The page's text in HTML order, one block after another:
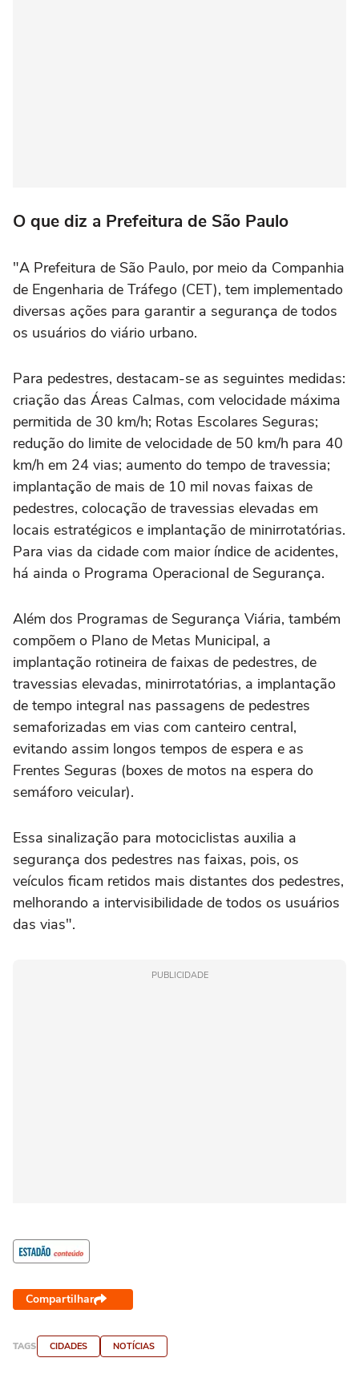
O que diz a Prefeitura de São Paulo
"A Prefeitura de São Paulo, por meio da Companhia
de Engenharia de Tráfego (CET), tem implementado
diversas ações para garantir a segurança de todos
os usuários do viário urbano.
Para pedestres, destacam-se as seguintes medidas:
criação das Áreas Calmas, com velocidade máxima
permitida de 30 km/h; Rotas Escolares Seguras;
redução do limite de velocidade de 50 km/h para 40
km/h em 24 vias; aumento do tempo de travessia;
implantação de mais de 10 mil novas faixas de
pedestres, colocação de travessias elevadas em
locais estratégicos e implantação de minirrotatórias.
Para vias da cidade com maior índice de acidentes,
há ainda o Programa Operacional de Segurança.
Além dos Programas de Segurança Viária, também
compõem o Plano de Metas Municipal, a
implantação rotineira de faixas de pedestres, de
travessias elevadas, minirrotatórias, a implantação
de tempo integral nas passagens de pedestres
semaforizadas em vias com canteiro central,
evitando assim longos tempos de espera e as
Frentes Seguras (boxes de motos na espera do
semáforo veicular).
Essa sinalização para motociclistas auxilia a
segurança dos pedestres nas faixas, pois, os
veículos ficam retidos mais distantes dos pedestres,
melhorando a intervisibilidade de todos os usuários
das vias".
PUBLICIDADE
Compartilhar
TAGS CIDADES NOTÍCIAS